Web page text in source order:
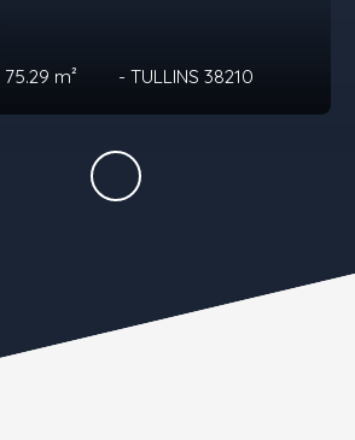
75.29 m² - TULLINS 38210